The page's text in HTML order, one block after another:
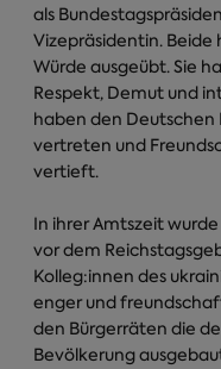
als
Vizepräsidentin.
Würde ausgeübt. Sie
Respekt, Demut und
haben den
vertreten und
vertieft.
In ihrer Amtszeit
vor dem
Kolleg:innen des
enger und
den Bürgerräten die
Bevölkerung